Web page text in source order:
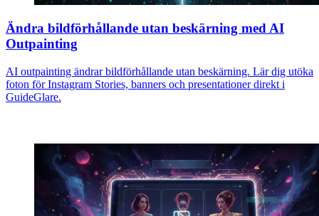
Ändra bildförhållande utan beskärning med AI
Outpainting
AI outpainting ändrar bildförhållande utan beskärning. Lär dig utöka
foton för Instagram Stories, banners och presentationer direkt i
GuideGlare.